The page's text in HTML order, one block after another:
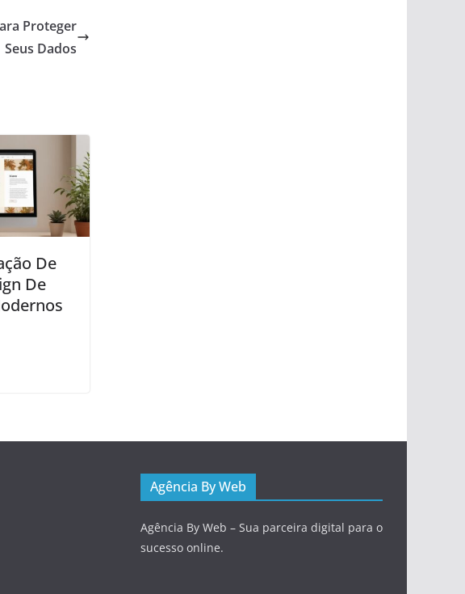
Proteger
Seus Dados
De
De
Agência By Web
Agência By Web – Sua parceira digital para o
sucesso online.